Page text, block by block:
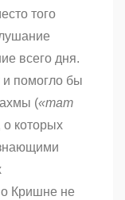
того
всего дня.
помогло бы
(«тат
о которых
о Кришне не